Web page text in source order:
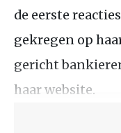
de eerste
gekregen op
gericht
haar website.